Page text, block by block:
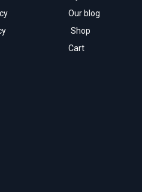
Our blog
Shop
Cart